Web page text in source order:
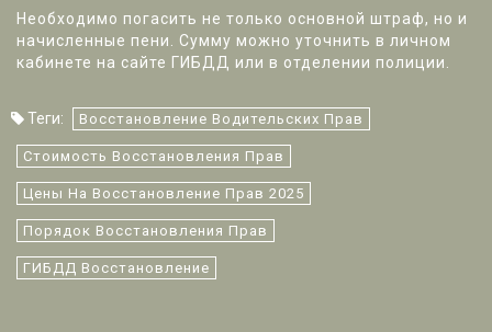
Необходимо погасить не только основной штраф, но и
начисленные пени. Сумму можно уточнить в личном
кабинете на сайте ГИБДД или в отделении полиции.
Теги: Восстановление Водительских Прав
Стоимость Восстановления Прав
Цены На Восстановление Прав 2025
Порядок Восстановления Прав
ГИБДД Восстановление